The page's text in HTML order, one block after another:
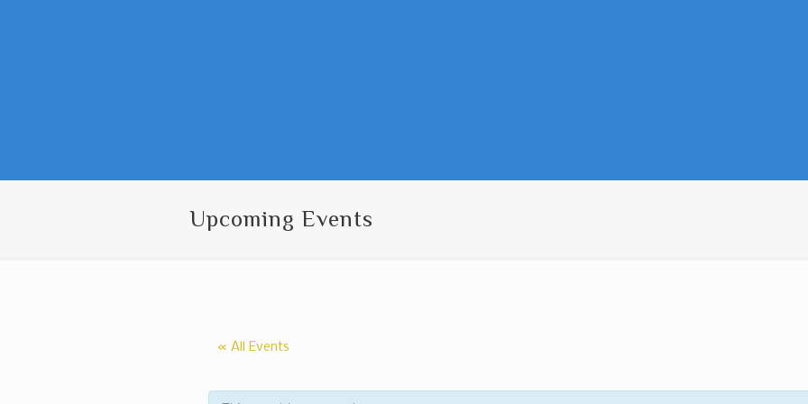
Upcoming Events
« All Events